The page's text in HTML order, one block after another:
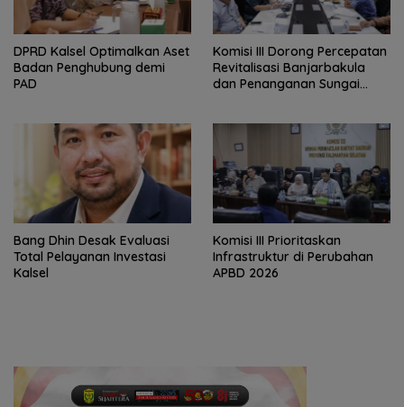
‎DPRD Kalsel Optimalkan Aset
Badan Penghubung demi
PAD
‎Komisi III Dorong Percepatan
Revitalisasi Banjarbakula
dan Penanganan Sungai
‎Bang Dhin Desak Evaluasi
Total Pelayanan Investasi
Kalsel
‎Komisi III Prioritaskan
Infrastruktur di Perubahan
APBD 2026